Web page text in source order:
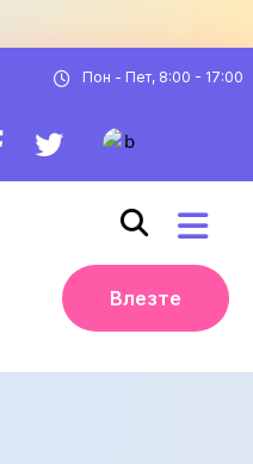
Пон - Пет, 8:00 - 17:00
Влезте